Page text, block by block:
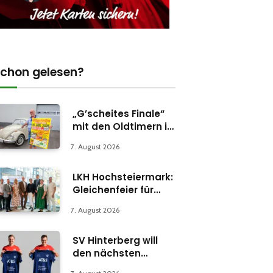
gelesen?
„G’scheites Finale“
mit den Oldtimern in
7. August 2026
LKH Hochsteiermark:
Gleichenfeier für
Abteilung in Bruck
7. August 2026
SV Hinterberg will
den nächsten